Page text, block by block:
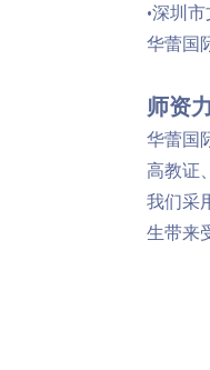
·深圳
华蕾国
师资
华蕾国
高教证
我们采
生带来